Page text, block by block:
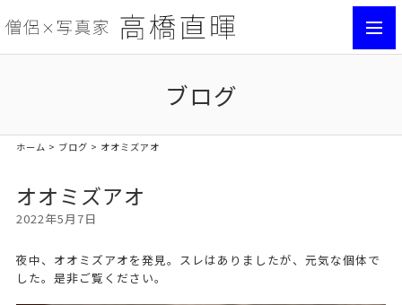
ブログ
ホーム > ブログ > オオミズアオ
オオミズアオ
2022年5月7日
夜中、オオミズアオを発見。スレはありましたが、元気な個体で
した。是非ご覧ください。